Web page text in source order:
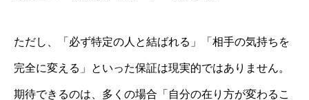
ただし、「必ず特定の人と結ばれる」「相手の気持ちを
完全に変える」といった保証は現実的ではありません。
期待できるのは、多くの場合「自分の在り方が変わるこ